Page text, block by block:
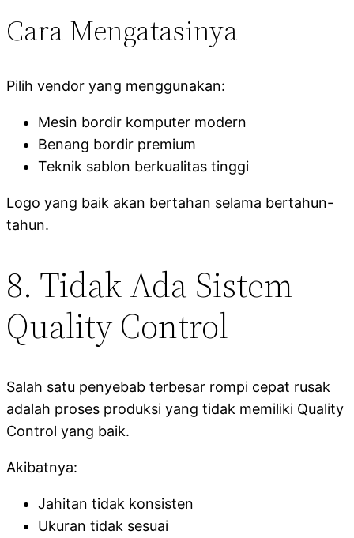
Cara Mengatasinya
Pilih vendor yang menggunakan:
Mesin bordir komputer modern
Benang bordir premium
Teknik sablon berkualitas tinggi
Logo yang baik akan bertahan selama bertahun-
tahun.
8. Tidak Ada Sistem
Quality Control
Salah satu penyebab terbesar rompi cepat rusak
adalah proses produksi yang tidak memiliki Quality
Control yang baik.
Akibatnya:
Jahitan tidak konsisten
Ukuran tidak sesuai